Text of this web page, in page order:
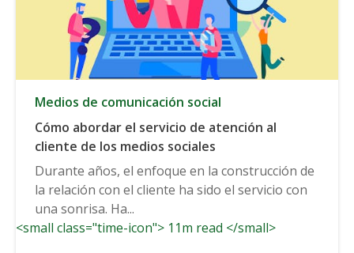
Medios de comunicación social
Cómo abordar el servicio de atención al
cliente de los medios sociales
Durante años, el enfoque en la construcción de
la relación con el cliente ha sido el servicio con
una sonrisa. Ha...
<small class="time-icon"> 11m read </small>